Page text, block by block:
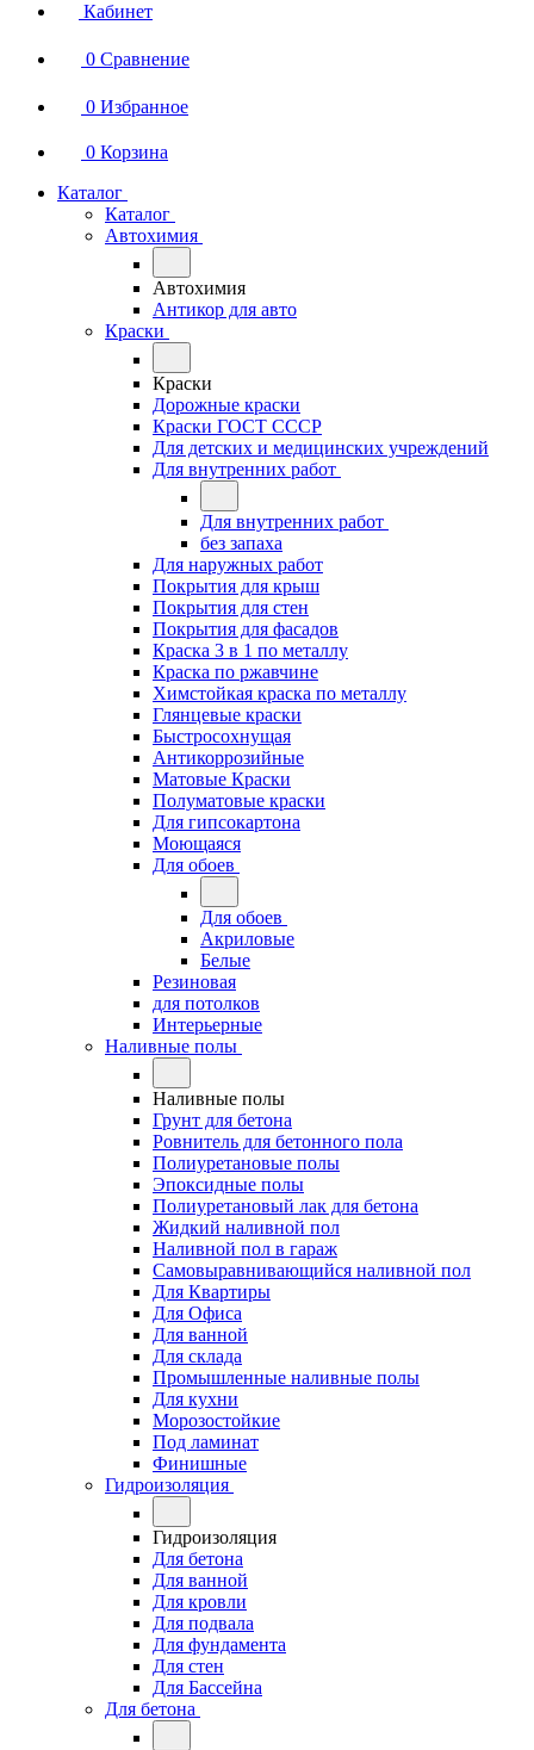
Кабинет
0 Сравнение
0 Избранное
0 Корзина
Каталог
Каталог
Автохимия
Автохимия
Антикор для авто
Краски
Краски
Дорожные краски
Краски ГОСТ СССР
Для детских и медицинских учреждений
Для внутренних работ
Для внутренних работ
без запаха
Для наружных работ
Покрытия для крыш
Покрытия для стен
Покрытия для фасадов
Краска 3 в 1 по металлу
Краска по ржавчине
Химстойкая краска по металлу
Глянцевые краски
Быстросохнущая
Антикоррозийные
Матовые Краски
Полуматовые краски
Для гипсокартона
Моющаяся
Для обоев
Для обоев
Акриловые
Белые
Резиновая
для потолков
Интерьерные
Наливные полы
Наливные полы
Грунт для бетона
Ровнитель для бетонного пола
Полиуретановые полы
Эпоксидные полы
Полиуретановый лак для бетона
Жидкий наливной пол
Наливной пол в гараж
Самовыравнивающийся наливной пол
Для Квартиры
Для Офиса
Для ванной
Для склада
Промышленные наливные полы
Для кухни
Морозостойкие
Под ламинат
Финишные
Гидроизоляция
Гидроизоляция
Для бетона
Для ванной
Для кровли
Для подвала
Для фундамента
Для стен
Для Бассейна
Для бетона